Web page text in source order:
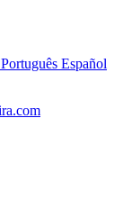
Português Español